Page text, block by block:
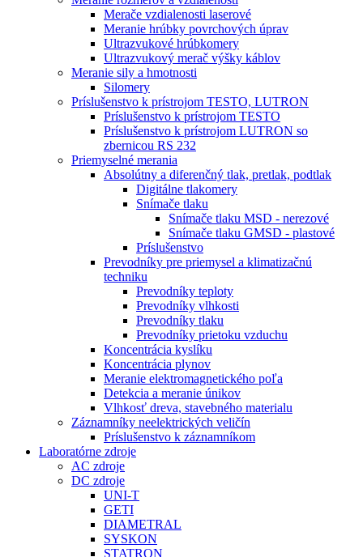
Merače vzdialenosti laserové
Meranie hrúbky povrchových úprav
Ultrazvukové hrúbkomery
Ultrazvukový merač výšky káblov
Meranie sily a hmotnosti
Silomery
Príslušenstvo k prístrojom TESTO, LUTRON
Príslušenstvo k prístrojom TESTO
Príslušenstvo k prístrojom LUTRON so
zbernicou RS 232
Priemyselné merania
Absolútny a diferenčný tlak, pretlak, podtlak
Digitálne tlakomery
Snímače tlaku
Snímače tlaku MSD - nerezové
Snímače tlaku GMSD - plastové
Príslušenstvo
Prevodníky pre priemysel a klimatizačnú
techniku
Prevodníky teploty
Prevodníky vlhkosti
Prevodníky tlaku
Prevodníky prietoku vzduchu
Koncentrácia kyslíku
Koncentrácia plynov
Meranie elektromagnetického poľa
Detekcia a meranie únikov
Vlhkosť dreva, stavebného materialu
Záznamníky neelektrických veličín
Príslušenstvo k záznamníkom
Laboratórne zdroje
AC zdroje
DC zdroje
UNI-T
GETI
DIAMETRAL
SYSKON
STATRON